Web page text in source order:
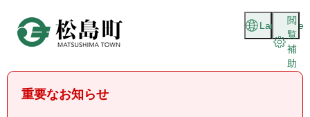
頭
閲
覧
補
助
Language
重要なお知らせ